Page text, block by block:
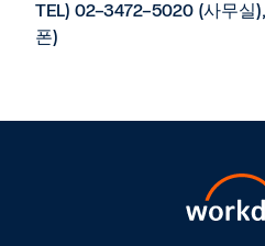
TEL) 02-3472-5020 (사무
폰)